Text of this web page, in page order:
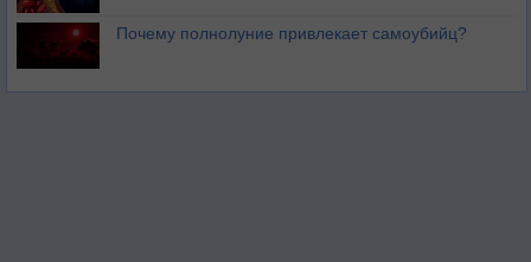
Почему полнолуние привлекает самоубийц?